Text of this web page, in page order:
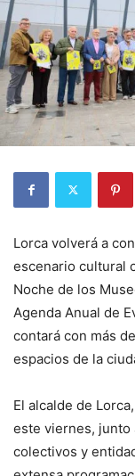
Lorca volverá a
escenario cultural
Noche de los
Agenda Anual de
contará con más
espacios de la
El alcalde de
este viernes, junto
colectivos y